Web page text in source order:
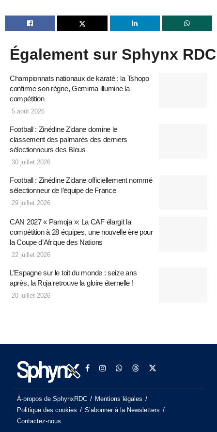
Également sur Sphynx RDC
Championnats nationaux de karaté : la Tshopo
confirme son règne, Gemima illumine la
compétition
5 août 2026
Football : Zinédine Zidane domine le
classement des palmarès des derniers
sélectionneurs des Bleus
30 juillet 2026
Football : Zinédine Zidane officiellement nommé
sélectionneur de l’équipe de France
29 juillet 2026
CAN 2027 « Pamoja »: La CAF élargit la
compétition à 28 équipes, une nouvelle ère pour
la Coupe d’Afrique des Nations
22 juillet 2026
L’Espagne sur le toit du monde : seize ans
après, la Roja retrouve la gloire éternelle !
20 juillet 2026
À-propos de SphynxRDC
Mentions légales
Politique des cookies
S’abonner à la Newsletters
Contactez-nous